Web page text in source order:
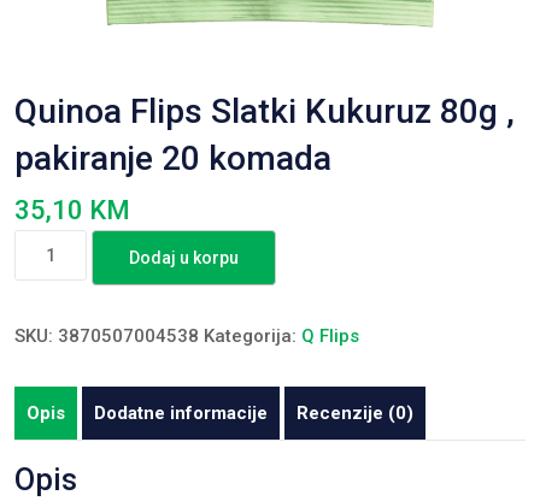
Quinoa Flips Slatki Kukuruz 80g ,
pakiranje 20 komada
35,10 KM
Quinoa
Kukuruz
,
pakiranje
20
komada
Dodaj u korpu
SKU: 3870507004538 Kategorija: Q Flips
Opis Dodatne informacije Recenzije (0)
Opis